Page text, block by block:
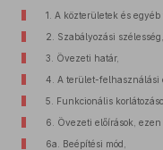
1. A közterületek és
2.
Szabályozási szélesség,
3.
Övezeti határ,
4. A terület-felhasználási
5.
Funkcionális
6.
Övezeti előírások,
6a. Beépítési mód,